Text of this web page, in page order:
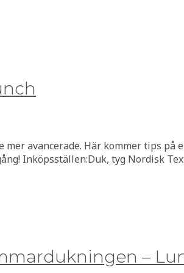
avancerade. Här kommer tips
Inköpsställen:Duk, tyg Nordisk
–